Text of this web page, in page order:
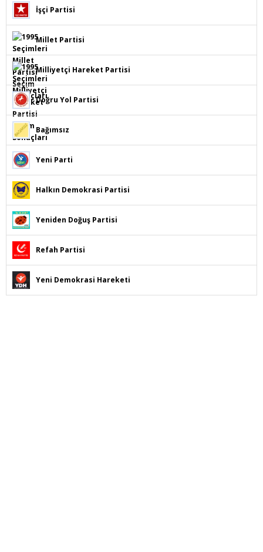
İşçi Partisi
Millet Partisi
Milliyetçi Hareket Partisi
Doğru Yol Partisi
Bağımsız
Yeni Parti
Halkın Demokrasi Partisi
Yeniden Doğuş Partisi
Refah Partisi
Yeni Demokrasi Hareketi